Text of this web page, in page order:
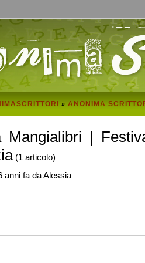
» ANONIMA
Mangialibri |
(1 articolo)
anni fa da Alessia